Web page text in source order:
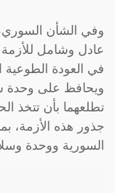
وفي الشأن السوري،
عادل وشامل للأزمة
في العودة الطوعية
ويحافظ على وحدة
تطلعهما بأن تتخذ
جذور هذه الأزمة،
السورية ووحدة